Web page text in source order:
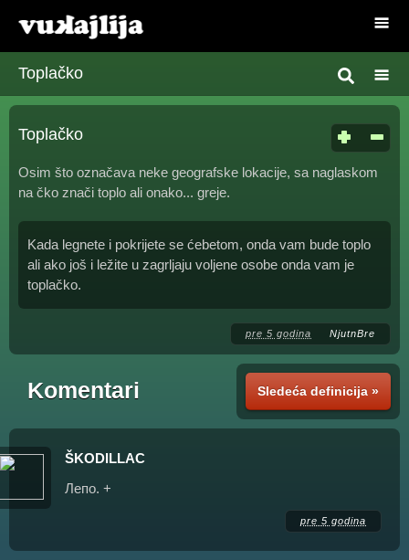
Toplačko
Toplačko
Osim što označava neke geografske lokacije, sa naglaskom
na čko znači toplo ali onako... greje.
Kada legnete i pokrijete se ćebetom, onda vam bude toplo
ali ako još i ležite u zagrljaju voljene osobe onda vam je
toplačko.
pre 5 godina NjutnBre
Sledeća definicija »
Komentari
ŠKODILLAC
Лепо. +
pre 5 godina